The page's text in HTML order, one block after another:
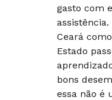
gasto com
Ceará
Estado
bons
essa não é